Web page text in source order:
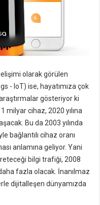
olarak görülen
- IoT) ise, hayatımıza çok
gösteriyor ki
milyar cihaz, 2020 yılına
Bu da 2003 yılında
bağlantılı cihaz oranı
anlamına geliyor. Yani
bilgi trafiği, 2008
fazla olacak. İnanılmaz
dijitalleşen dünyamızda